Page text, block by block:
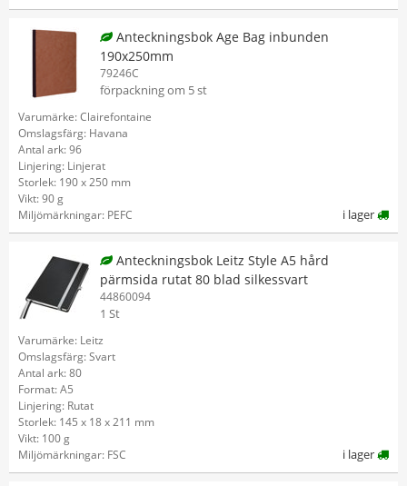
Anteckningsbok Age Bag inbunden
190x250mm
79246C
förpackning om 5 st
Varumärke: Clairefontaine
Omslagsfärg: Havana
Antal ark: 96
Linjering: Linjerat
Storlek: 190 x 250 mm
Vikt: 90 g
Miljömärkningar: PEFC
i lager
Anteckningsbok Leitz Style A5 hård
pärmsida rutat 80 blad silkessvart
44860094
1 St
Varumärke: Leitz
Omslagsfärg: Svart
Antal ark: 80
Format: A5
Linjering: Rutat
Storlek: 145 x 18 x 211 mm
Vikt: 100 g
Miljömärkningar: FSC
i lager